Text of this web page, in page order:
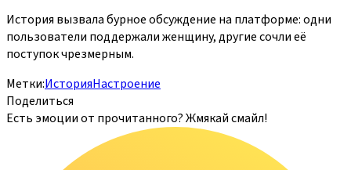
История вызвала бурное обсуждение на платформе: одни
пользователи поддержали женщину, другие сочли её
поступок чрезмерным.
Метки:ИсторияНастроение
Поделиться
Есть эмоции от прочитанного? Жмякай смайл!